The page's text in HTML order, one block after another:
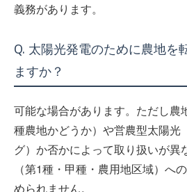
義務があります。
Q. 太陽光発電のために農地を
ますか？
可能な場合があります。ただし農
種農地かどうか）や営農型太陽光
グ）か否かによって取り扱いが異
（第1種・甲種・農用地区域）へ
められません。